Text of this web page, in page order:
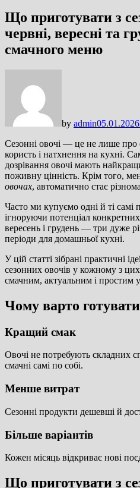
Що приготувати з
червні, вересні та
смачного меню
by admin05.01.2026
Сезонні овочі — це не лише про
користь і натхнення на кухні.
дозрівання овочі мають
поживну цінність. Крім того,
овочах, автоматично стає
Часто ми купуємо одні й ті самі
ігноруючи потенціал
вересень і грудень — три дуже
періоди для домашньої кухні.
У цій статті зібрані практичні
сезонних овочів у кожному з
смачним, актуальним і простим у
Чому варто
Кращий смак
Овочі не потребують складних
смачні самі по собі.
Менше витрат
Сезонні продукти дешевші й
Більше варіантів
Кожен місяць відкриває нові
Що приготувати з